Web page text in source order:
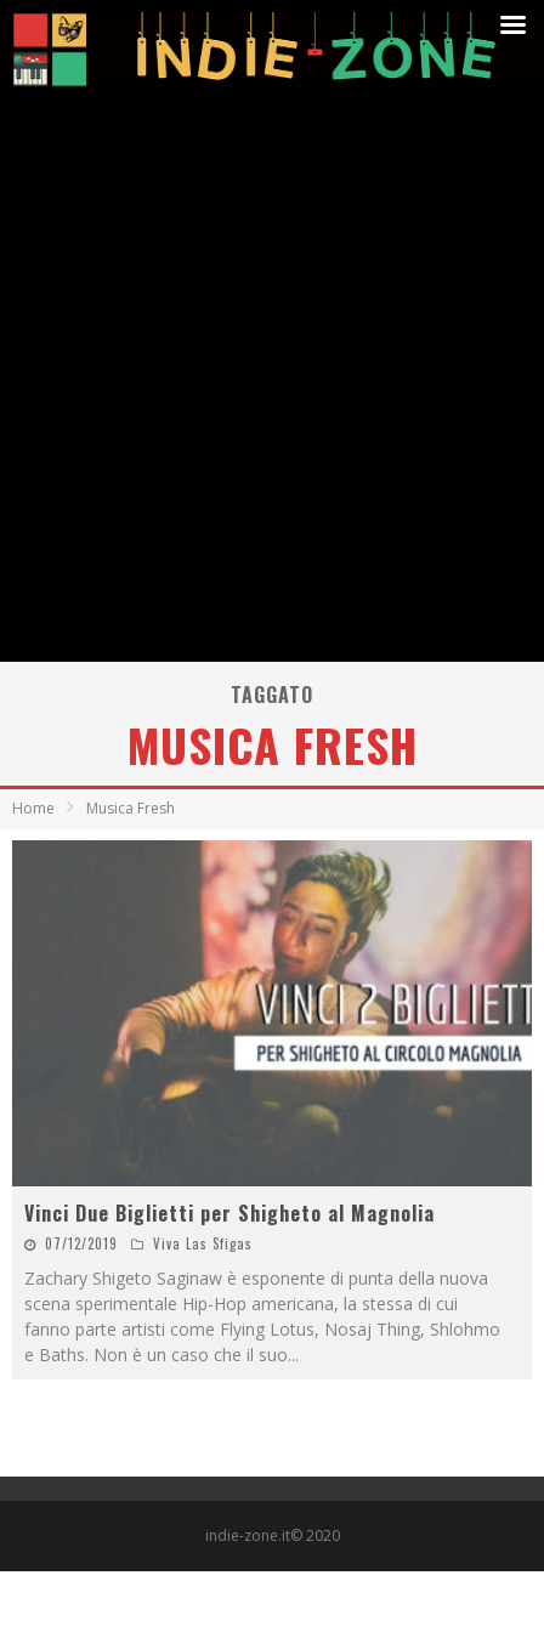
TAGGATO
MUSICA FRESH
Home Musica Fresh
Vinci Due Biglietti per Shigheto al Magnolia
07/12/2019 Viva Las Sfigas
Zachary Shigeto Saginaw è esponente di punta della nuova
scena sperimentale Hip-Hop americana, la stessa di cui
fanno parte artisti come Flying Lotus, Nosaj Thing, Shlohmo
e Baths. Non è un caso che il suo...
indie-zone.it© 2020